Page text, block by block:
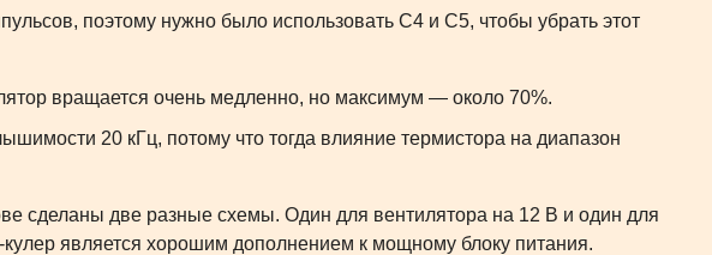
поэтому нужно было использовать C4 и C5, чтобы убрать этот
вращается очень медленно, но максимум — около 70%.
20 кГц, потому что тогда влияние термистора на диапазон
сделаны две разные схемы. Один для вентилятора на 12 В и один для
является хорошим дополнением к мощному блоку питания.